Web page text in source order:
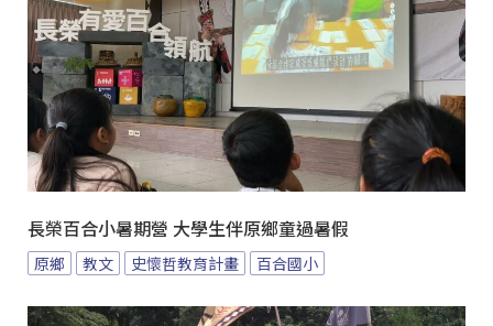
長榮百合小暑期營 大學生伴原鄉童過暑假
原鄉 教文 史懷哲教育計畫 百合國小